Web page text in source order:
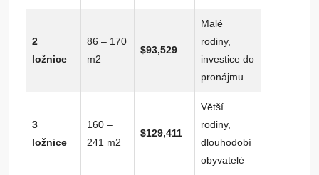
2
ložnice
86 – 170
m2
$93,529
Malé
rodiny,
investice do
pronájmu
3
ložnice
160 –
241 m2
$129,411
Větší
rodiny,
dlouhodobí
obyvatelé